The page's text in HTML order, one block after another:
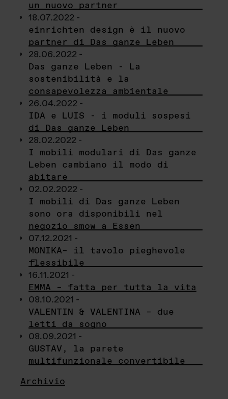
un nuovo partner
18.07.2022 -
einrichten design è il nuovo
partner di Das ganze Leben
28.06.2022 -
Das ganze Leben - La
sostenibilità e la
consapevolezza ambientale
26.04.2022 -
IDA e LUIS - i moduli sospesi
di Das ganze Leben
28.02.2022 -
I mobili modulari di Das ganze
Leben cambiano il modo di
abitare
02.02.2022 -
I mobili di Das ganze Leben
sono ora disponibili nel
negozio smow a Essen
07.12.2021 -
MONIKA– il tavolo pieghevole
flessibile
16.11.2021 -
EMMA – fatta per tutta la vita
08.10.2021 -
VALENTIN & VALENTINA – due
letti da sogno
08.09.2021 -
GUSTAV, la parete
multifunzionale convertibile
Archivio